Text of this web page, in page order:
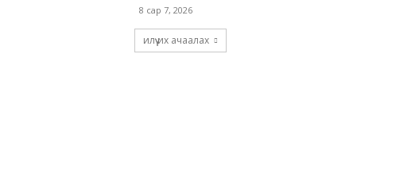
8 сар 7, 2026
илүү их ачаалах